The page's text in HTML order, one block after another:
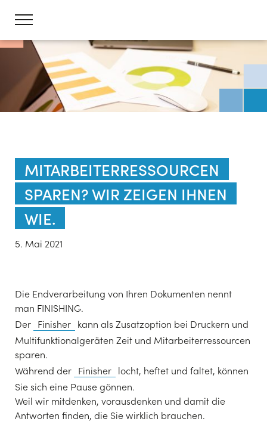
MITARBEITERRESSOURCEN
SPAREN? WIR ZEIGEN IHNEN
WIE.
5. Mai 2021
Die Endverarbeitung von Ihren Dokumenten nennt
man FINISHING.
Der Finisher kann als Zusatzoption bei Druckern und
Multifunktionalgeräten Zeit und Mitarbeiterressourcen
sparen.
Während der Finisher locht, heftet und faltet, können
Sie sich eine Pause gönnen.
Weil wir mitdenken, vorausdenken und damit die
Antworten finden, die Sie wirklich brauchen.